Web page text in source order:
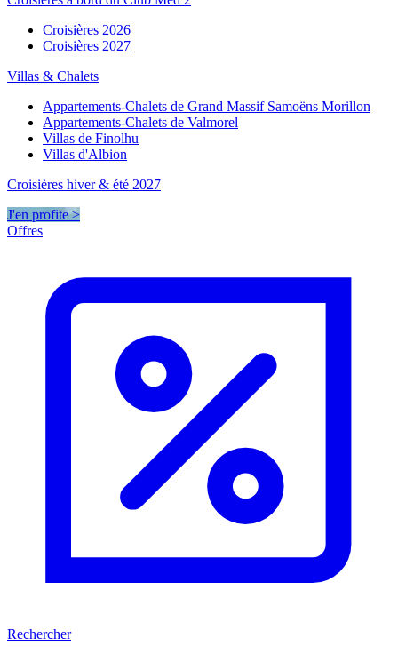
Croisières 2026
Croisières 2027
Villas & Chalets
Appartements-Chalets de Grand Massif Samoëns Morillon
Appartements-Chalets de Valmorel
Villas de Finolhu
Villas d'Albion
Croisières hiver & été 2027
J'en profite >
Offres
Rechercher